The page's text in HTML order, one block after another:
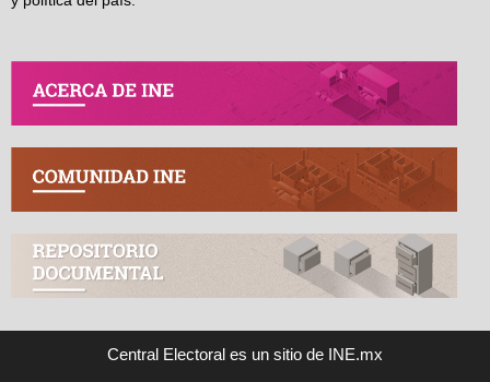
Central Electoral es un sitio de INE.mx